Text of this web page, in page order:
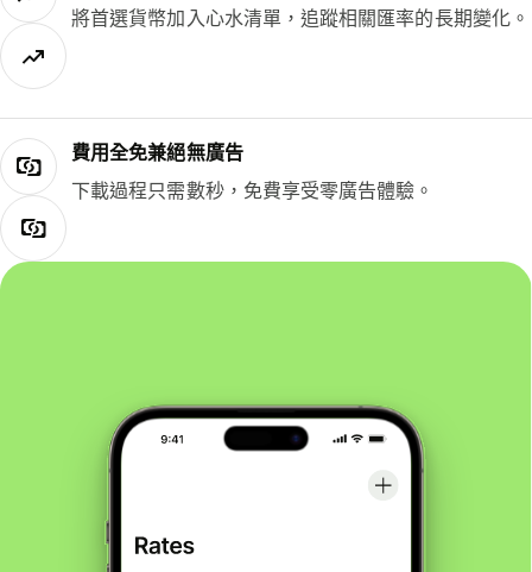
將首選貨幣加入心水清單，追蹤相關匯率的長期變化。
費用全免兼絕無廣告
下載過程只需數秒，免費享受零廣告體驗。